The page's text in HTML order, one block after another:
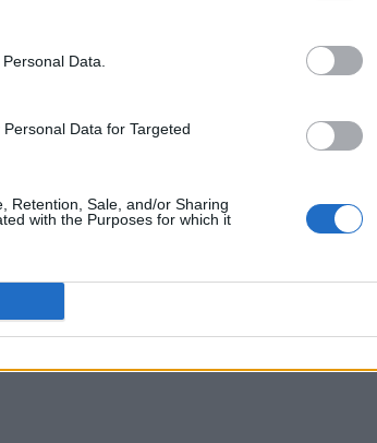
Data.
Data for Targeted
Retention, Sale, and/or Sharing
with the Purposes for which it